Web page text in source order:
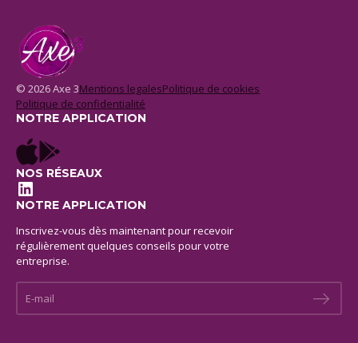
© 2026 Axe 3Mentions legalesPolitique de cookies
Politique de confidentialité
NOTRE APPLICATION
NOS RÉSEAUX
LinkedIn
NOTRE APPLICATION
Inscrivez-vous dès maintenant pour recevoir
régulièrement quelques conseils pour votre
entreprise.